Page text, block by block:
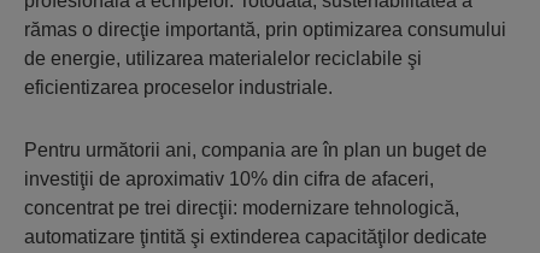
rămas o direcţie importantă, prin optimizarea consumului
de energie, utilizarea materialelor reciclabile şi
eficientizarea proceselor industriale.
Pentru următorii ani, compania are în plan un buget de
investiţii de aproximativ 10% din cifra de afaceri,
concentrat pe trei direcţii: modernizare tehnologică,
automatizare ţintită şi extinderea capacităţilor dedicate